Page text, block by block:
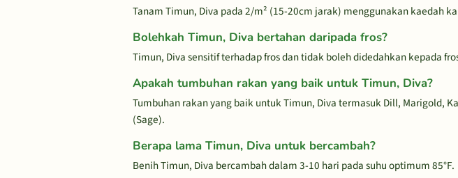
Tanam Timun, Diva pada 2/m² (15-20cm jarak) menggunakan kaedah
Bolehkah Timun, Diva bertahan daripada fros?
Timun, Diva sensitif terhadap fros dan tidak boleh didedahkan kepada
Apakah tumbuhan rakan yang baik untuk Timun, Diva?
Tumbuhan rakan yang baik untuk Timun, Diva termasuk Dill, Marigold,
(Sage).
Berapa lama Timun, Diva untuk bercambah?
Benih Timun, Diva bercambah dalam 3-10 hari pada suhu optimum 85°F.